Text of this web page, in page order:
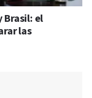
Brasil: el
las